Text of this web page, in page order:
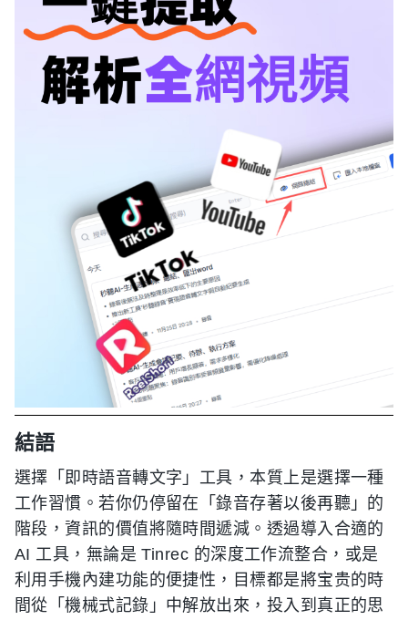
結語
選擇「即時語音轉文字」工具，本質上是選擇一種
工作習慣。若你仍停留在「錄音存著以後再聽」的
階段，資訊的價值將隨時間遞減。透過導入合適的
AI 工具，無論是 Tinrec 的深度工作流整合，或是
利用手機內建功能的便捷性，目標都是將宝贵的時
間從「機械式記錄」中解放出來，投入到真正的思